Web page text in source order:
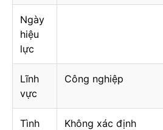
Ngày
hiệu
lực
Lĩnh
vực
Công nghiệp
Tình
Không xác định